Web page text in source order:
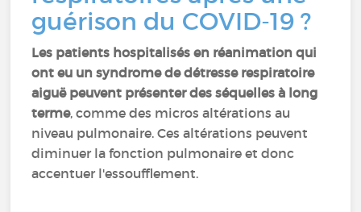
guérison du COVID-19 ?
Les patients hospitalisés en réanimation qui
ont eu un syndrome de détresse respiratoire
aiguë peuvent présenter des séquelles à long
terme, comme des micros altérations au
niveau pulmonaire. Ces altérations peuvent
diminuer la fonction pulmonaire et donc
accentuer l'essoufflement.